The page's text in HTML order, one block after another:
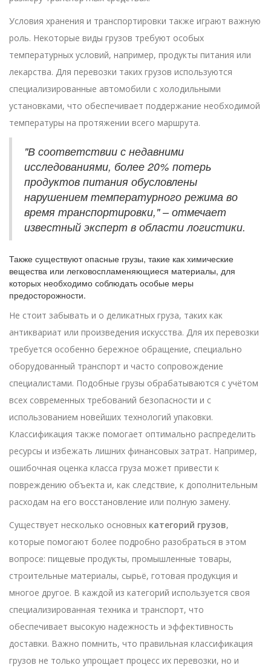
Условия хранения и транспортировки также играют важную
роль. Некоторые виды грузов требуют особых
температурных условий, например, продукты питания или
лекарства. Для перевозки таких грузов используются
специализированные автомобили с холодильными
установками, что обеспечивает поддержание необходимой
температуры на протяжении всего маршрута.
"В соответствии с недавними
исследованиями, более 20% потерь
продуктов питания обусловлены
нарушением температурного режима во
время транспортировки," – отмечает
известный эксперт в области логистики.
Также существуют опасные грузы, такие как химические
вещества или легковоспламеняющиеся материалы, для
которых необходимо соблюдать особые меры
предосторожности.
Не стоит забывать и о деликатных груза, таких как
антиквариат или произведения искусства. Для их перевозки
требуется особенно бережное обращение, специально
оборудованный транспорт и часто сопровождение
специалистами. Подобные грузы обрабатываются с учётом
всех современных требований безопасности и с
использованием новейших технологий упаковки.
Классификация также помогает оптимально распределить
ресурсы и избежать лишних финансовых затрат. Например,
ошибочная оценка класса груза может привести к
повреждению объекта и, как следствие, к дополнительным
расходам на его восстановление или полную замену.
Существует несколько основных категорий грузов,
которые помогают более подробно разобраться в этом
вопросе: пищевые продукты, промышленные товары,
строительные материалы, сырьё, готовая продукция и
многое другое. В каждой из категорий используется своя
специализированная техника и транспорт, что
обеспечивает высокую надежность и эффективность
доставки. Важно помнить, что правильная классификация
грузов не только упрощает процесс их перевозки, но и